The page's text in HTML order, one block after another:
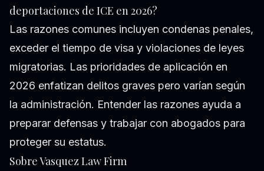
deportaciones de ICE en 2026?
Las razones comunes incluyen condenas penales,
exceder el tiempo de visa y violaciones de leyes
migratorias. Las prioridades de aplicación en
2026 enfatizan delitos graves pero varían según
la administración. Entender las razones ayuda a
preparar defensas y trabajar con abogados para
proteger su estatus.
Sobre Vasquez Law Firm